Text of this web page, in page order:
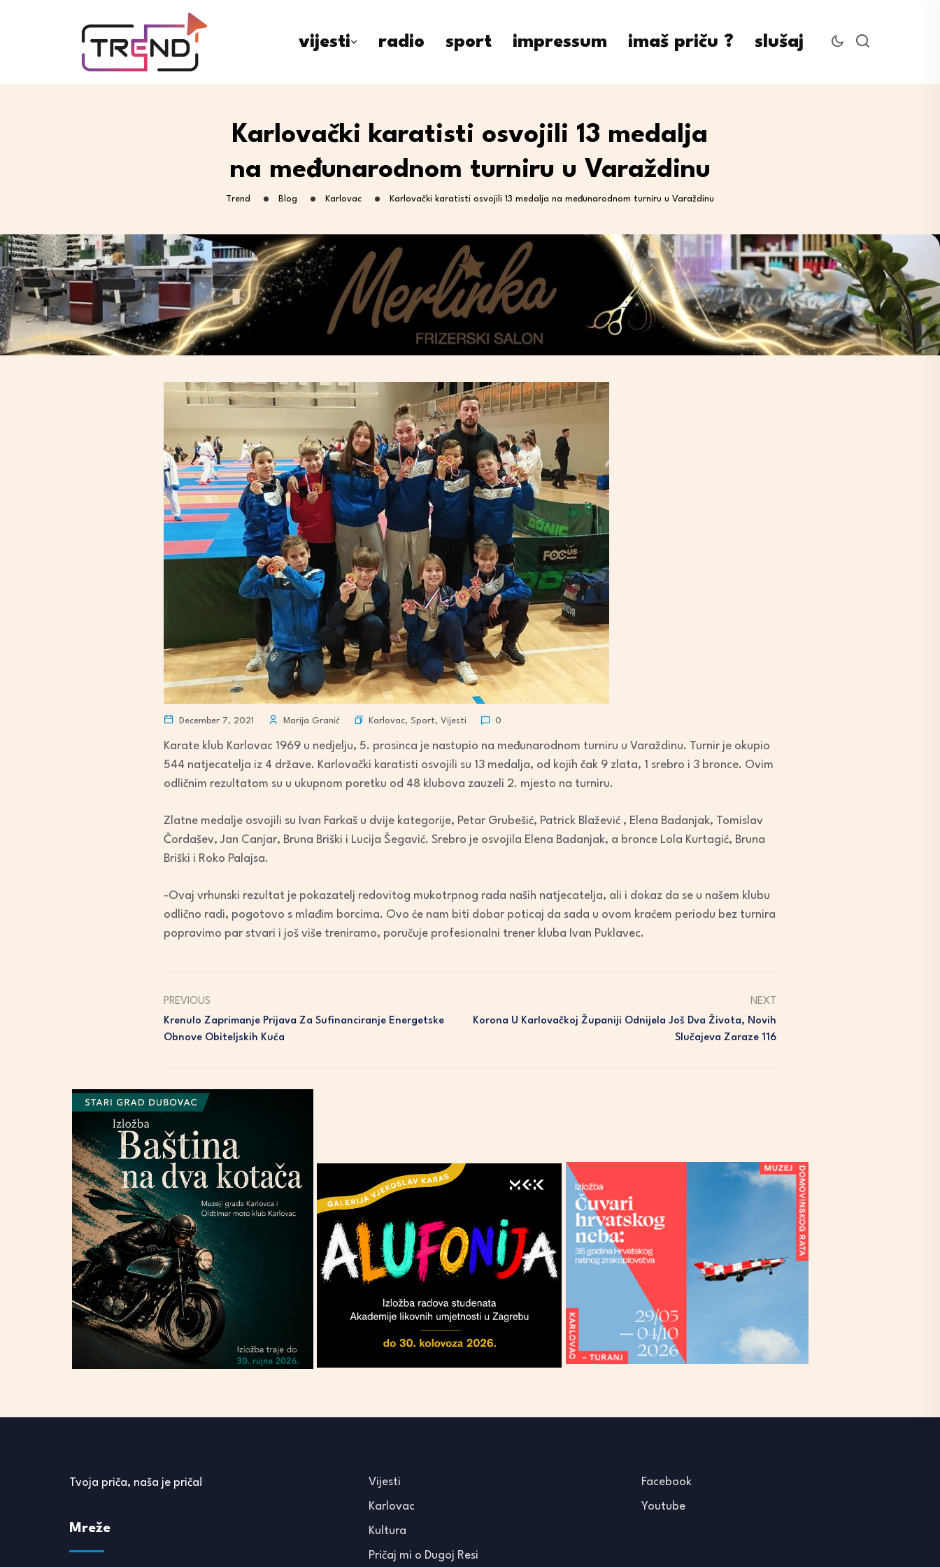
vijesti radio sport impressum imaš priču ? slušaj
Karlovački karatisti osvojili 13 medalja
na međunarodnom turniru u Varaždinu
Trend Blog Karlovac Karlovački karatisti osvojili 13 medalja na međunarodnom turniru u Varaždinu
December 7, 2021 Marija Granić Karlovac, Sport, Vijesti 0
Karate klub Karlovac 1969 u nedjelju, 5. prosinca je nastupio na međunarodnom turniru u Varaždinu. Turnir je okupio
544 natjecatelja iz 4 države. Karlovački karatisti osvojili su 13 medalja, od kojih čak 9 zlata, 1 srebro i 3 bronce. Ovim
odličnim rezultatom su u ukupnom poretku od 48 klubova zauzeli 2. mjesto na turniru.
Zlatne medalje osvojili su Ivan Farkaš u dvije kategorije, Petar Grubešić, Patrick Blažević , Elena Badanjak, Tomislav
Čordašev, Jan Canjar, Bruna Briški i Lucija Šegavić. Srebro je osvojila Elena Badanjak, a bronce Lola Kurtagić, Bruna
Briški i Roko Palajsa.
-Ovaj vrhunski rezultat je pokazatelj redovitog mukotrpnog rada naših natjecatelja, ali i dokaz da se u našem klubu
odlično radi, pogotovo s mlađim borcima. Ovo će nam biti dobar poticaj da sada u ovom kraćem periodu bez turnira
popravimo par stvari i još više treniramo, poručuje profesionalni trener kluba Ivan Puklavec.
PREVIOUS
Krenulo Zaprimanje Prijava Za Sufinanciranje Energetske
Obnove Obiteljskih Kuća
NEXT
Korona U Karlovačkoj Županiji Odnijela Još Dva Života, Novih
Slučajeva Zaraze 116
Tvoja priča, naša je priča!
Mreže
Vijesti
Karlovac
Kultura
Pričaj mi o Dugoj Resi
Facebook
Youtube